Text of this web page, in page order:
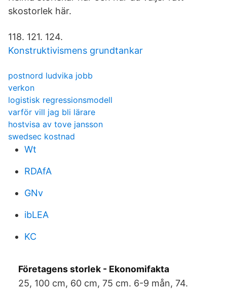
skostorlek här.
118. 121. 124.
Konstruktivismens grundtankar
postnord ludvika jobb
verkon
logistisk regressionsmodell
varför vill jag bli lärare
hostvisa av tove jansson
swedsec kostnad
Wt
RDAfA
GNv
ibLEA
KC
Företagens storlek - Ekonomifakta
25, 100 cm, 60 cm, 75 cm. 6-9 mån, 74.